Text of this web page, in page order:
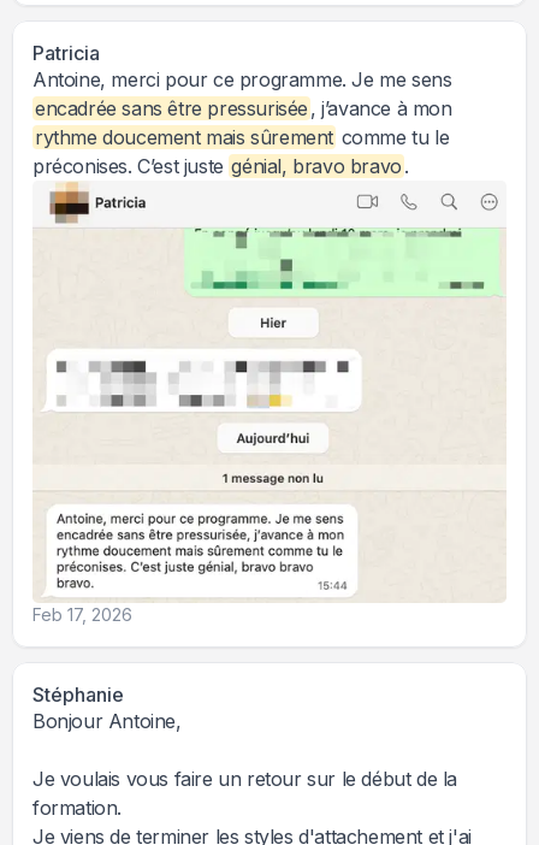
Patricia
Antoine, merci pour ce programme. Je me sens
encadrée sans être pressurisée , j’avance à mon
rythme doucement mais sûrement comme tu le
préconises. C’est juste génial, bravo bravo .
Feb 17, 2026
Stéphanie
Bonjour Antoine,
Je voulais vous faire un retour sur le début de la
formation.
Je viens de terminer les styles d'attachement et j'ai